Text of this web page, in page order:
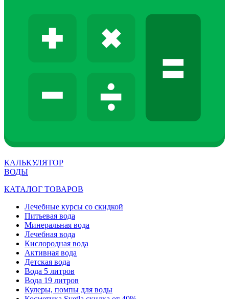
КАЛЬКУЛЯТОР
ВОДЫ
КАТАЛОГ ТОВАРОВ
Лечебные курсы со скидкой
Питьевая вода
Минеральная вода
Лечебная вода
Кислородная вода
Активная вода
Детская вода
Вода 5 литров
Вода 19 литров
Кулеры, помпы для воды